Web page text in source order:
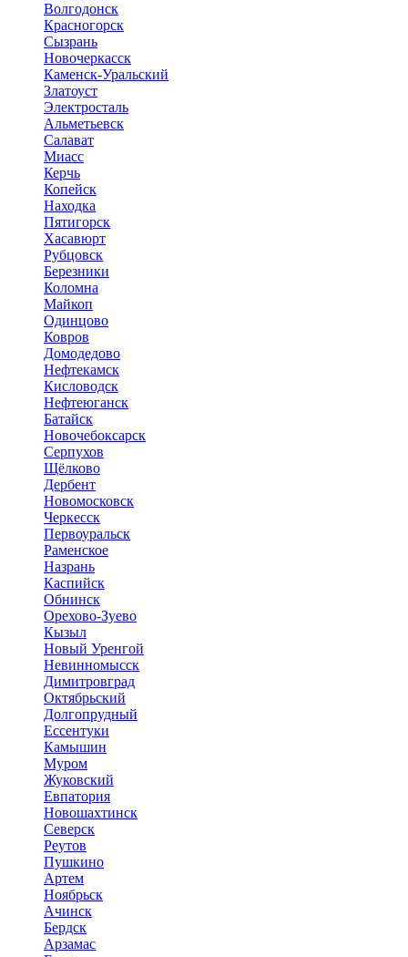
Волгодонск
Красногорск
Сызрань
Новочеркасск
Каменск-Уральский
Златоуст
Электросталь
Альметьевск
Салават
Миасс
Керчь
Копейск
Находка
Пятигорск
Хасавюрт
Рубцовск
Березники
Коломна
Майкоп
Одинцово
Ковров
Домодедово
Нефтекамск
Кисловодск
Нефтеюганск
Батайск
Новочебоксарск
Серпухов
Щёлково
Дербент
Новомосковск
Черкесск
Первоуральск
Раменское
Назрань
Каспийск
Обнинск
Орехово-Зуево
Кызыл
Новый Уренгой
Невинномысск
Димитровград
Октябрьский
Долгопрудный
Ессентуки
Камышин
Муром
Жуковский
Евпатория
Новошахтинск
Северск
Реутов
Пушкино
Артем
Ноябрьск
Ачинск
Бердск
Арзамас